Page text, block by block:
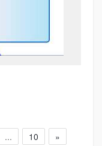
... 10
»